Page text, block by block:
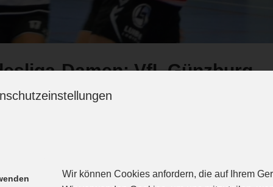
Wir können Cookies anfordern, die auf Ihrem
Damen: VfL Günzburg –
Mainfranken
heimischen Rebayhalle. Die unterfränkische